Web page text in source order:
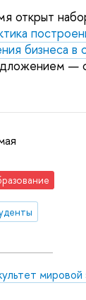
открыт
бизнеса в
—
мировой